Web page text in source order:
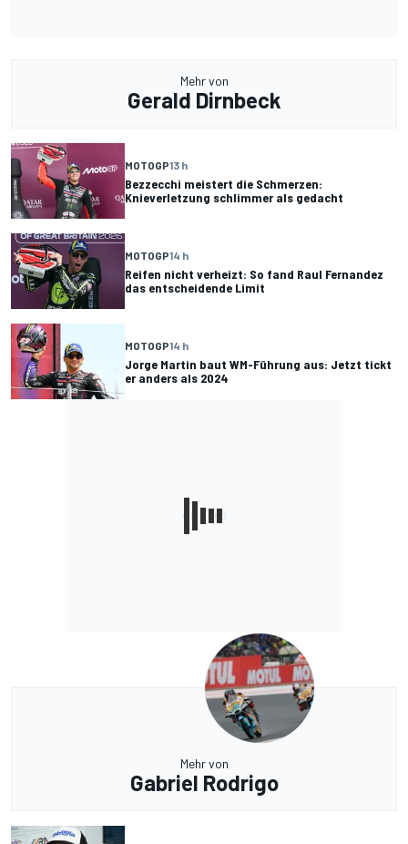
Mehr von
Gerald Dirnbeck
MOTOGP13 h
Bezzecchi meistert die Schmerzen:
Knieverletzung schlimmer als gedacht
MOTOGP14 h
Reifen nicht verheizt: So fand Raul Fernandez
das entscheidende Limit
MOTOGP14 h
Jorge Martin baut WM-Führung aus: Jetzt tickt
er anders als 2024
Mehr von
Gabriel Rodrigo